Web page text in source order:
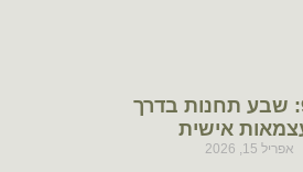
פרק 92: שבע תחנות בדרך
אישית
אפריל 15, 2026